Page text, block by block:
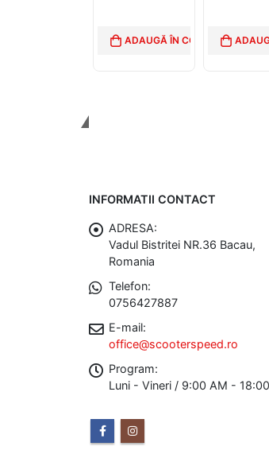
ADAUGĂ ÎN COȘ
INFORMATII CONTACT
ADRESA:
Vadul Bistritei NR.36 Bacau,
Romania
Telefon:
0756427887
E-mail:
office@scooterspeed.ro
Program:
Luni - Vineri / 9:00 AM -